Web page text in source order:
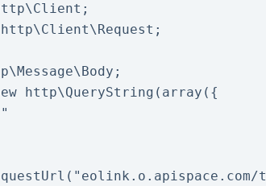
http\Client\Request;
http\QueryString(array({